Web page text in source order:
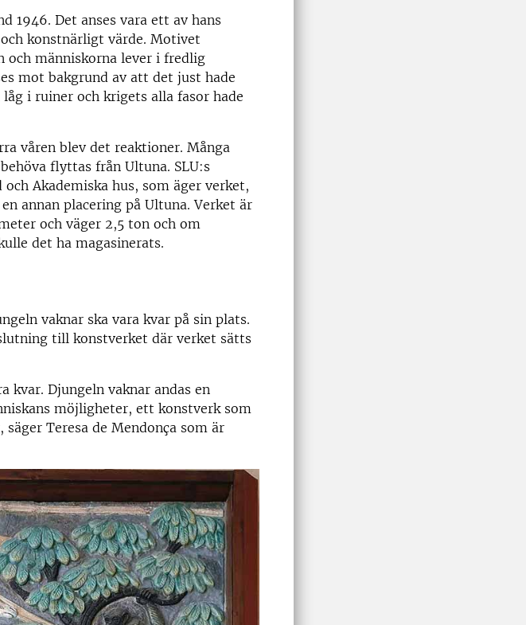
1946. Det anses vara ett av hans
konstnärligt värde. Motivet
och människorna lever i fredlig
mot bakgrund av att det just hade
i ruiner och krigets alla fasor hade
våren blev det reaktioner. Många
flyttas från Ultuna. SLU:s
Akademiska hus, som äger verket,
annan placering på Ultuna. Verket är
och väger 2,5 ton och om
det ha magasinerats.
vaknar ska vara kvar på sin plats.
till konstverket där verket sätts
Djungeln vaknar andas en
möjligheter, ett konstverk som
Teresa de Mendonça som är